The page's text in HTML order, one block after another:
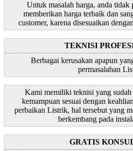
Untuk masalah harga, anda
memberikan harga terbaik dan
customer, karena disesuaikan
TEKNISI
Berbagai kerusakan apapun
permasalahan
Kami memiliki teknisi yang
kemampuan sesuai dengan
perbaikan Listrik, hal tersebut yang
berkembang pada
GRATIS